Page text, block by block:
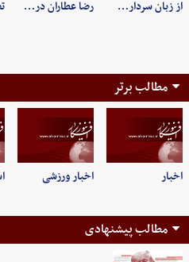
از زبان سردار…
رضا عطاران در…
مطالب برتر
اخبار اخبار ورزشی
مطالب پیشنهادی